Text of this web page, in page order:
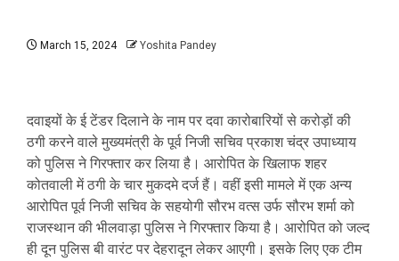
March 15, 2024 Yoshita Pandey
दवाइयों के ई टेंडर दिलाने के नाम पर दवा कारोबारियों से करोड़ों की
ठगी करने वाले मुख्यमंत्री के पूर्व निजी सचिव प्रकाश चंद्र उपाध्याय
को पुलिस ने गिरफ्तार कर लिया है। आरोपित के खिलाफ शहर
कोतवाली में ठगी के चार मुकदमे दर्ज हैं। वहीं इसी मामले में एक अन्य
आरोपित पूर्व निजी सचिव के सहयोगी सौरभ वत्स उर्फ सौरभ शर्मा को
राजस्थान की भीलवाड़ा पुलिस ने गिरफ्तार किया है। आरोपित को जल्द
ही दून पुलिस बी वारंट पर देहरादून लेकर आएगी। इसके लिए एक टीम